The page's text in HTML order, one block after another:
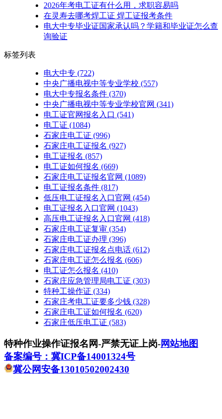
2026年考电工证有什么用，求职容易吗
在灵寿去哪考焊工证 焊工证报考条件
电大中专毕业证国家承认吗？学籍和毕业证怎么查
询验证
标签列表
电大中专 (722)
中央广播电视中等专业学校 (557)
电大中专报名条件 (370)
中央广播电视中等专业学校官网 (341)
电工证官网报名入口 (541)
电工证 (1084)
石家庄电工证 (996)
石家庄电工证报名 (927)
电工证报名 (857)
电工证如何报名 (669)
石家庄电工证报名官网 (1089)
电工证报名条件 (817)
低压电工证报名入口官网 (454)
电工证报名入口官网 (1043)
高压电工证报名入口官网 (418)
石家庄电工证复审 (354)
石家庄电工证办理 (396)
石家庄电工证报名点电话 (612)
石家庄电工证怎么报名 (606)
电工证怎么报名 (410)
石家庄应急管理局电工证 (303)
特种工操作证 (334)
石家庄考电工证要多少钱 (328)
石家庄电工证如何报名 (620)
石家庄低压电工证 (583)
特种作业操作证报名网-严禁无证上岗-网站地图
备案编号：冀ICP备14001324号
冀公网安备13010502002430